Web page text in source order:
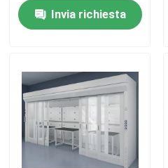
Controllo di qualità
Contattici
Invia richiesta